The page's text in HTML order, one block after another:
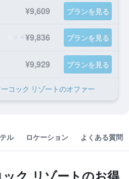
¥9,609 プランを見る
¥9,836 プランを見る
¥9,929 プランを見る
コック リゾートのオファー
ル ロケーション よくある質問
ク リゾートのお得